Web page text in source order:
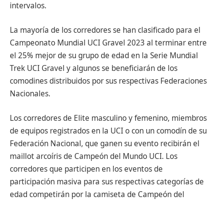
intervalos.
La mayoría de los corredores se han clasificado para el
Campeonato Mundial UCI Gravel 2023 al terminar entre
el 25% mejor de su grupo de edad en la Serie Mundial
Trek UCI Gravel y algunos se beneficiarán de los
comodines distribuidos por sus respectivas Federaciones
Nacionales.
Los corredores de Elite masculino y femenino, miembros
de equipos registrados en la UCI o con un comodín de su
Federación Nacional, que ganen su evento recibirán el
maillot arcoíris de Campeón del Mundo UCI. Los
corredores que participen en los eventos de
participación masiva para sus respectivas categorías de
edad competirán por la camiseta de Campeón del